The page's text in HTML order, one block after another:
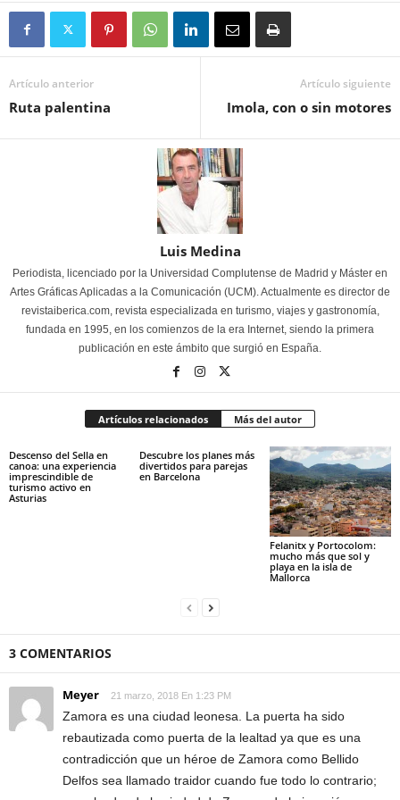
Artículo anterior
Ruta palentina
Artículo siguiente
Imola, con o sin motores
Luis Medina
Periodista, licenciado por la Universidad Complutense de Madrid y Máster en
Artes Gráficas Aplicadas a la Comunicación (UCM). Actualmente es director de
revistaiberica.com, revista especializada en turismo, viajes y gastronomía,
fundada en 1995, en los comienzos de la era Internet, siendo la primera
publicación en este ámbito que surgió en España.
Artículos relacionados Más del autor
Descenso del Sella en
canoa: una experiencia
imprescindible de
turismo activo en
Asturias
Descubre los planes más
divertidos para parejas
en Barcelona
Felanitx y Portocolom:
mucho más que sol y
playa en la isla de
Mallorca
3 COMENTARIOS
Meyer 21 marzo, 2018 En 1:23 PM
Zamora es una ciudad leonesa. La puerta ha sido
rebautizada como puerta de la lealtad ya que es una
contradicción que un héroe de Zamora como Bellido
Delfos sea llamado traidor cuando fue todo lo contrario;